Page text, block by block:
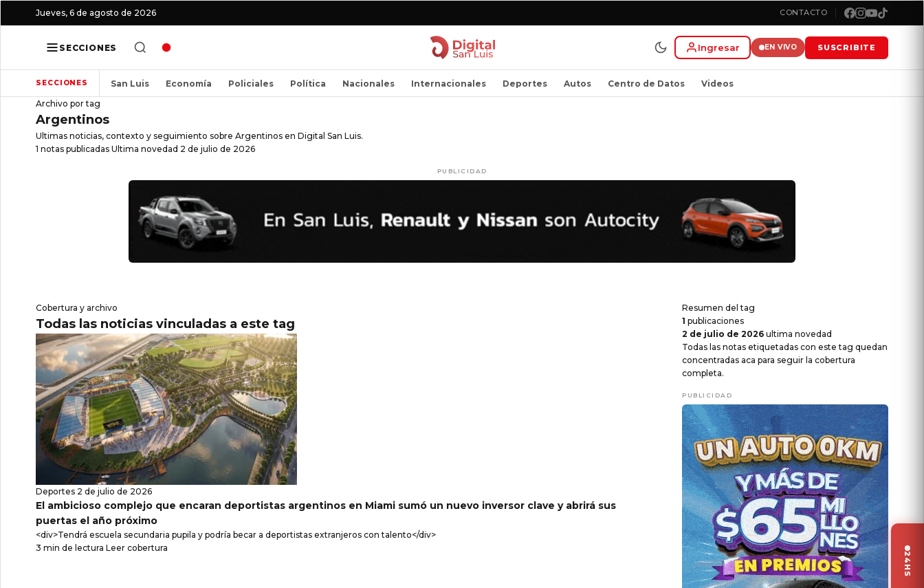
Jueves, 6 de agosto de 2026 CONTACTO
SECCIONES Ingresar EN VIVO SUSCRIBITE
SECCIONES San Luis Economía Policiales Política Nacionales Internacionales Deportes Autos Centro de Datos Videos
24HS
Archivo por tag
Argentinos
Ultimas noticias, contexto y seguimiento sobre Argentinos en Digital San Luis.
1 notas publicadas Ultima novedad 2 de julio de 2026
PUBLICIDAD
Cobertura y archivo
Todas las noticias vinculadas a este tag
Deportes 2 de julio de 2026
El ambicioso complejo que encaran deportistas argentinos en Miami sumó un nuevo inversor clave y abrirá sus
puertas el año próximo
<div>Tendrá escuela secundaria pupila y podría becar a deportistas extranjeros con talento</div>
3 min de lectura Leer cobertura
Resumen del tag
1 publicaciones
2 de julio de 2026 ultima novedad
Todas las notas etiquetadas con este tag quedan
concentradas aca para seguir la cobertura
completa.
PUBLICIDAD